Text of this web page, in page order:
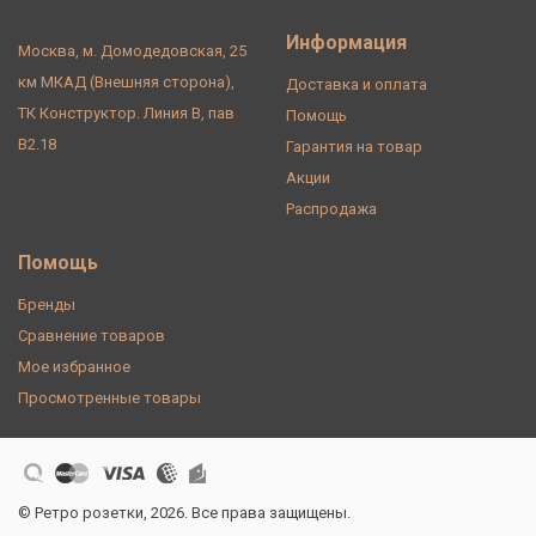
Москва, м. Домодедовская, 25
км МКАД (Внешняя сторона),
ТК Конструктор. Линия В, пав
В2.18
Информация
Доставка и оплата
Помощь
Гарантия на товар
Акции
Распродажа
Помощь
Бренды
Сравнение товаров
Мое избранное
Просмотренные товары
© Ретро розетки, 2026. Все права защищены.